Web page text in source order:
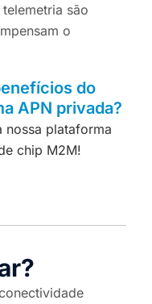
são
o
do
APN privada?
nossa plataforma
chip M2M!